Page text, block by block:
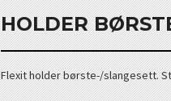
HOLDER
Flexit holder børste-/slangesett.